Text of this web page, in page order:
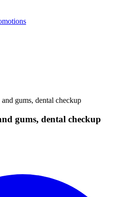
gums, dental checkup
gums, dental checkup